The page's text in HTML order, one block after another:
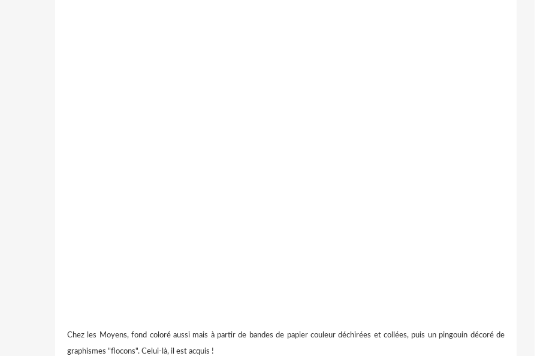
Chez les Moyens, fond coloré aussi mais à partir de bandes de papier couleur déchirées et collées, puis un pingouin décoré de
graphismes "flocons". Celui-là, il est acquis !